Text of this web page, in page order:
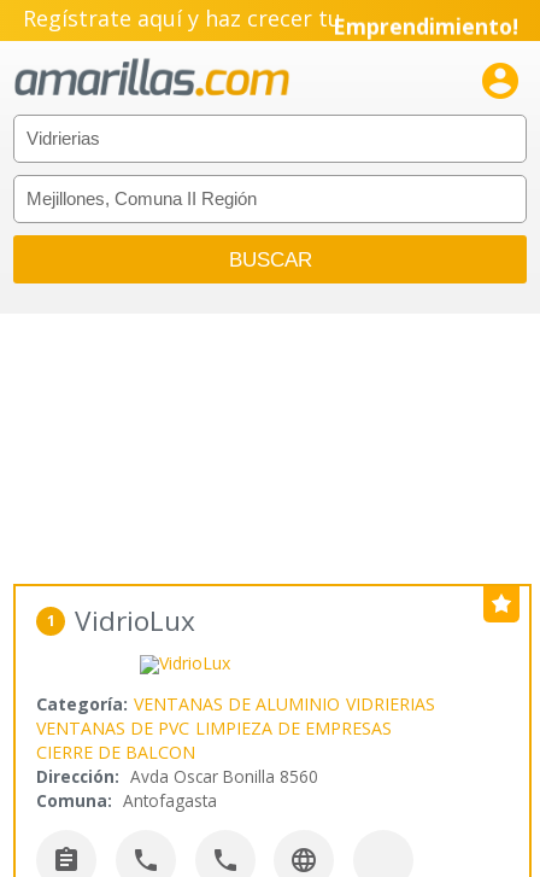
Regístrate aquí y haz crecer tuEmprendimiento!

1 VidrioLux
Categoría: VENTANAS DE ALUMINIO VIDRIERIAS
VENTANAS DE PVC LIMPIEZA DE EMPRESAS
CIERRE DE BALCON
Dirección: Avda Oscar Bonilla 8560
Comuna: Antofagasta
   